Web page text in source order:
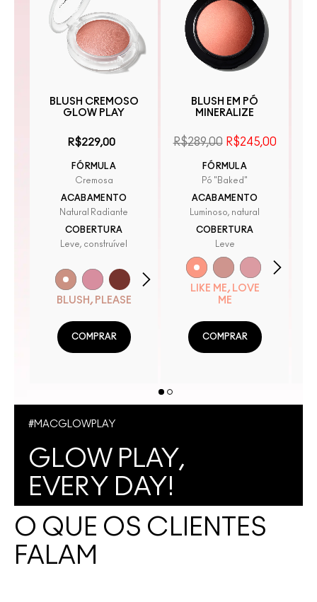
BLUSH CREMOSO
GLOW PLAY
R$229,00
FÓRMULA
Cremosa
ACABAMENTO
Natural Radiante
COBERTURA
Leve, construível
BLUSH, PLEASE
COMPRAR
BLUSH EM PÓ
MINERALIZE
R$289,00 R$245,00
FÓRMULA
Pó "Baked"
ACABAMENTO
Luminoso, natural
COBERTURA
Leve
LIKE ME, LOVE
ME
COMPRAR
#MACGLOWPLAY
GLOW PLAY,
EVERY DAY!
O QUE OS CLIENTES
FALAM